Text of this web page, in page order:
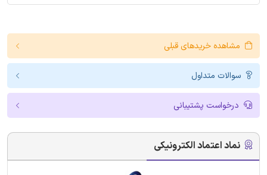
مشاهده خریدهای قبلی
سوالات متداول
درخواست پشتیبانی
نماد اعتماد الکترونیکی